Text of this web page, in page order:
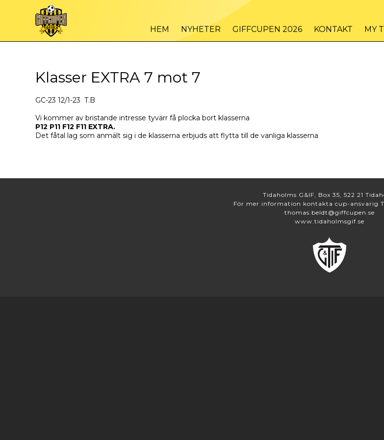
HEM NYHETER GIFFCUPEN 2026 KONTAKT MY
Klasser EXTRA 7 mot 7
GC-23 12/1-23 T.B
Vi kommer av bristande intresse tyvärr få plocka bort klasserna
P12 P11 F12 F11 EXTRA.
Det fåtal lag som anmält sig i de klasserna erbjuds att flytta till de vanliga klasserna
Tidaholms G&IF, Box 35, 522 21
För mer information kontakta cup-ansvarig
thomas.beldt@giffcupen.se
www.tidaholmsgif.se